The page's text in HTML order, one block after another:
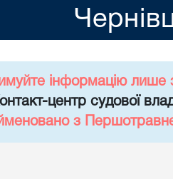
інформацію лише
центр судової
з